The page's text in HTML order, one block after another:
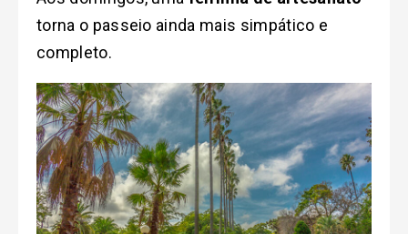
torna o passeio ainda mais simpático e
completo.